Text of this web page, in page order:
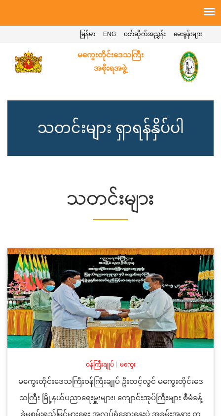
မေးခွန်းများ
ဝဘ်ဆိုက်အညွှန်း
ENG
မြန်မာ
မကွေးတိုင်းဒေသကြီး
အစိုးရအဖွဲ့
သတင်းများ ရှာရန်နှိပ်ပါ
သတင်းများ
ဝန်ကြီးချုပ်| မကွေး
မကွေးတိုင်းဒေသကြီးဝန်ကြီးချုပ် ဦးတင့်လွင် မကွေးတိုင်းဒေ
သကြီး မြို့နယ်ပညာရေးမှူးများ၊ ကျောင်းအုပ်ကြီးများ စီမံခန့်
ခွဲမှုစွမ်းရည်မြင့်မားရေး အလုပ်ရုံဆွေးနွေးပွဲ အခမ်းအနား တ